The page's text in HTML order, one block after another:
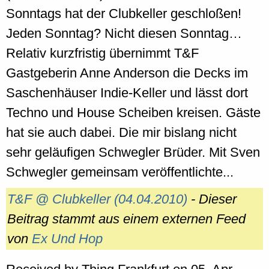
Sonntags hat der Clubkeller geschloßen!
Jeden Sonntag? Nicht diesen Sonntag…
Relativ kurzfristig übernimmt T&F
Gastgeberin Anne Anderson die Decks im
Saschenhäuser Indie-Keller und lässt dort
Techno und House Scheiben kreisen. Gäste
hat sie auch dabei. Die mir bislang nicht
sehr geläufigen Schwegler Brüder. Mit Sven
Schwegler gemeinsam veröffentlichte...
T&F @ Clubkeller (04.04.2010) - Dieser
Beitrag stammt aus einem externen Feed
von Ex Und Hop